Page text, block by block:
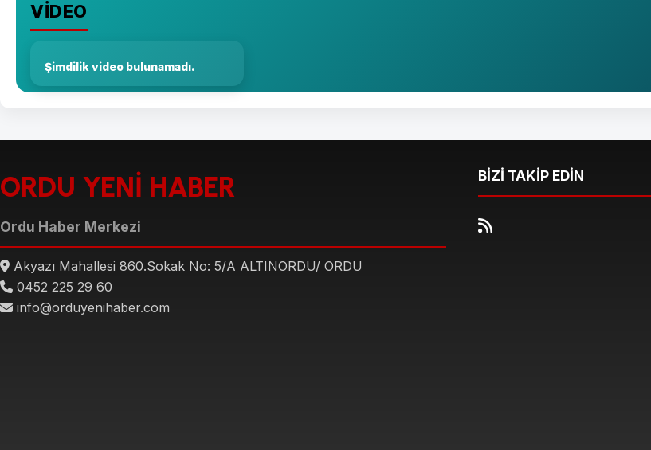
VİDEO
Şimdilik video bulunamadı.
ORDU YENİ HABER
Ordu Haber Merkezi
Akyazı Mahallesi 860.Sokak No: 5/A ALTINORDU/ ORDU
0452 225 29 60
info@orduyenihaber.com
BİZİ TAKİP EDİN